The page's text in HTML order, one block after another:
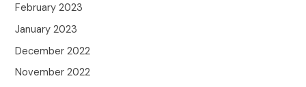
February 2023
January 2023
December 2022
November 2022